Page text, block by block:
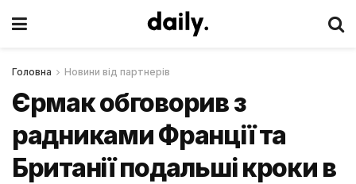
Головна Новини від партнерів
Єрмак обговорив з
радниками Франції та
Британії подальші кроки в